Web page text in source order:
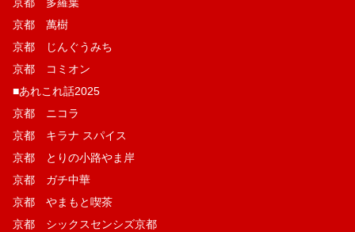
京都 多羅葉
京都 萬樹
京都 じんぐうみち
京都 コミオン
■あれこれ話2025
京都 ニコラ
京都 キラナ スパイス
京都 とりの小路やま岸
京都 ガチ中華
京都 やまもと喫茶
京都 シックスセンシズ京都